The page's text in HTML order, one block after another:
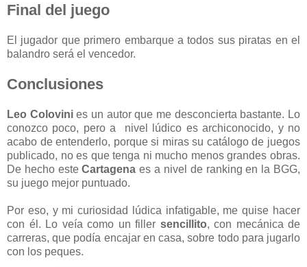
Final del juego
El jugador que primero embarque a todos sus piratas en el
balandro será el vencedor.
Conclusiones
Leo Colovinies un autor que me desconcierta bastante. Lo
conozco poco, pero a nivel lúdico es archiconocido, y no
acabo de entenderlo, porque si miras su catálogo de juegos
publicado, no es que tenga ni mucho menos grandes obras.
De hecho esteCartagena es a nivel de ranking en la BGG,
su juego mejor puntuado.
Por eso, y mi curiosidad lúdica infatigable, me quise hacer
con él. Lo veía como un filler sencillito, con mecánica de
carreras, que podía encajar en casa, sobre todo para jugarlo
con los peques.